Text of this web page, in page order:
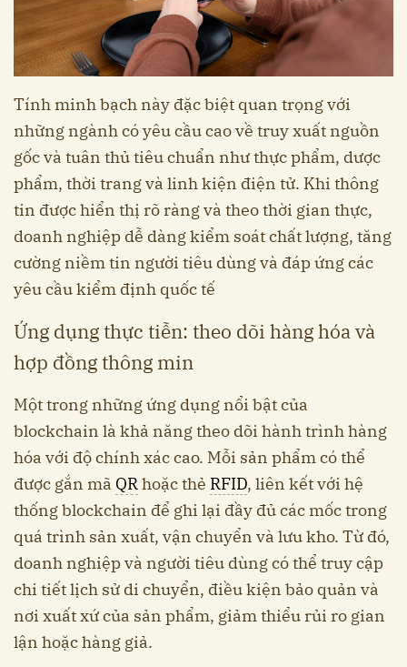
Tính minh bạch này đặc biệt quan trọng với
những ngành có yêu cầu cao về truy xuất nguồn
gốc và tuân thủ tiêu chuẩn như thực phẩm, dược
phẩm, thời trang và linh kiện điện tử. Khi thông
tin được hiển thị rõ ràng và theo thời gian thực,
doanh nghiệp dễ dàng kiểm soát chất lượng, tăng
cường niềm tin người tiêu dùng và đáp ứng các
yêu cầu kiểm định quốc tế
Ứng dụng thực tiễn: theo dõi hàng hóa và
hợp đồng thông min
Một trong những ứng dụng nổi bật của
blockchain là khả năng theo dõi hành trình hàng
hóa với độ chính xác cao. Mỗi sản phẩm có thể
được gắn mã QRhoặc thẻ RFID, liên kết với hệ
thống blockchain để ghi lại đầy đủ các mốc trong
quá trình sản xuất, vận chuyển và lưu kho. Từ đó,
doanh nghiệp và người tiêu dùng có thể truy cập
chi tiết lịch sử di chuyển, điều kiện bảo quản và
nơi xuất xứ của sản phẩm, giảm thiểu rủi ro gian
lận hoặc hàng giả.